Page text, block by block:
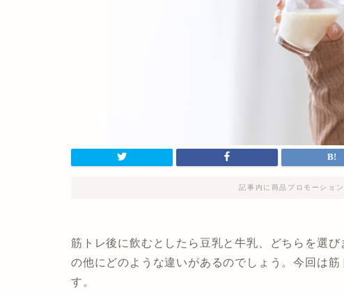
記事内に商品プロモーショ
筋トレ後に飲むとしたら豆乳と牛乳、どちらを選
の他にどのような違いがあるのでしょう。今回は
す。